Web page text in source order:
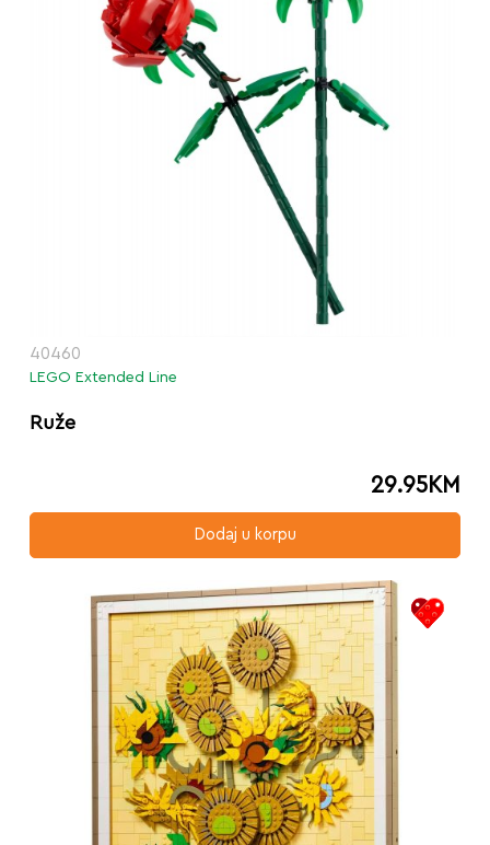
40460
LEGO Extended Line
Ruže
29.95KM
Dodaj u korpu